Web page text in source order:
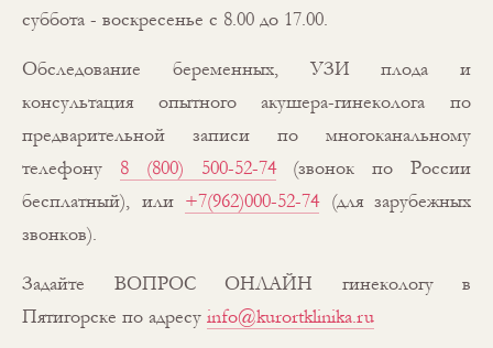
суббота - воскресенье с 8.00 до 17.00.
Обследование беременных, УЗИ плода и
консультация опытного акушера-гинеколога по
предварительной записи по многоканальному
телефону 8 (800) 500-52-74(звонок по России
бесплатный), или +7(962)000-52-74(для зарубежных
звонков).
Задайте ВОПРОС ОНЛАЙН гинекологу в
Пятигорске по адресу info@kurortklinika.ru